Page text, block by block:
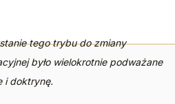
tego trybu do zmiany
było wielokrotnie podważane
i doktrynę.